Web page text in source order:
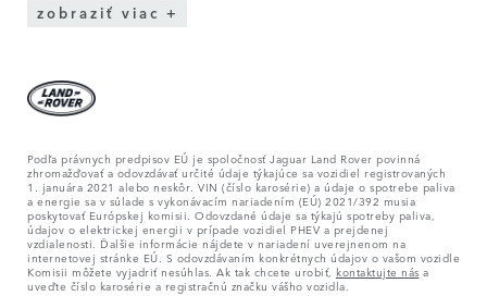
zobraziť viac
Podľa právnych predpisov EÚ je spoločnosť Jaguar Land Rover povinná
zhromažďovať a odovzdávať určité údaje týkajúce sa vozidiel registrovaných
1. januára 2021 alebo neskôr. VIN (číslo karosérie) a údaje o spotrebe paliva
a energie sa v súlade s vykonávacím nariadením (EÚ) 2021/392 musia
poskytovať Európskej komisii. Odovzdané údaje sa týkajú spotreby paliva,
údajov o elektrickej energii v prípade vozidiel PHEV a prejdenej
vzdialenosti. Ďalšie informácie nájdete v nariadení uverejnenom na
internetovej stránke EÚ. S odovzdávaním konkrétnych údajov o vašom vozidle
Komisii môžete vyjadriť nesúhlas. Ak tak chcete urobiť, kontaktujte nás a
uveďte číslo karosérie a registračnú značku vášho vozidla.